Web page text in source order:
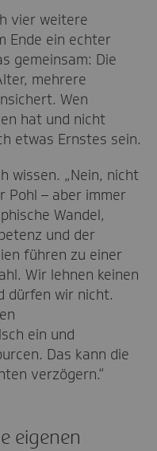
vier weitere
Ende ein echter
gemeinsam: Die
mehrere
Wen
hat und nicht
etwas Ernstes sein.
wissen. „Nein, nicht
Pohl – aber immer
Wandel,
und der
führen zu einer
Wir lehnen keinen
dürfen wir nicht.
ein und
Das kann die
verzögern.“
eigenen